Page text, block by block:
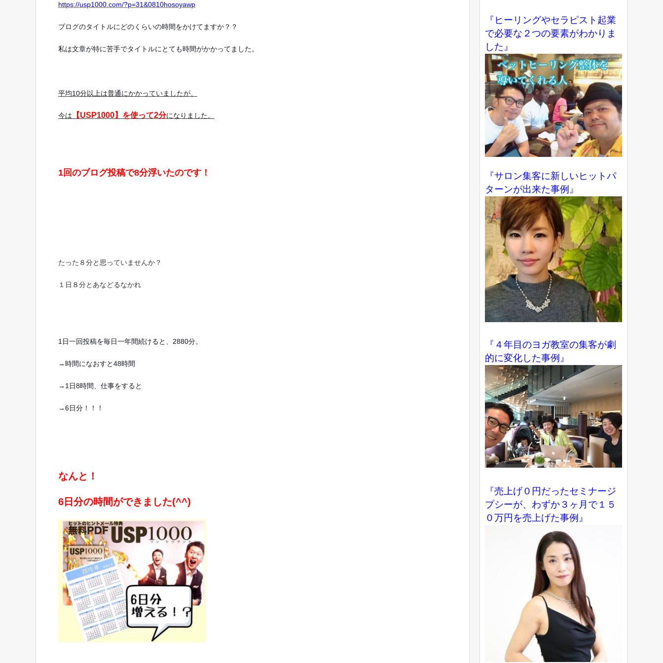
https://usp1000.com/?p=31&0810hosoyawp
ブログのタイトルにどのくらいの時間をかけてますか？？
私は文章が特に苦手でタイトルにとても時間がかかってました。
平均10分以上は普通にかかっていましたが、
今は 【USP1000】を使って2分になりました。
1回のブログ投稿で8分浮いたのです！
たった８分と思っていませんか？
１日８分とあなどるなかれ
1日一回投稿を毎日一年間続けると、2880分。
→時間になおすと48時間
→1日8時間、仕事をすると
→6日分！！！
なんと！
6日分の時間ができました(^^)
『ヒーリングやセラピスト起業
で必要な２つの要素がわかりま
した』
『サロン集客に新しいヒットパ
ターンが出来た事例』
『４年目のヨガ教室の集客が劇
的に変化した事例』
『売上げ０円だったセミナージ
プシーが、わずか３ヶ月で１５
０万円を売上げた事例』